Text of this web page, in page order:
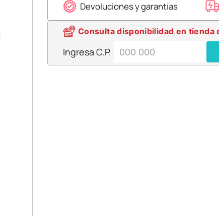
Devoluciones y garantías
Consulta disponibilidad en tienda
Ingresa C.P.